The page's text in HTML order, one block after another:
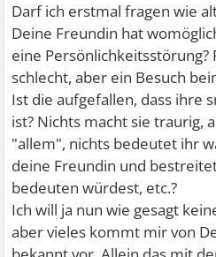
Darf ich erstmal fragen wie
Deine Freundin hat
eine Persönlichkeitsstörung?
schlecht, aber ein Besuch
Ist die aufgefallen, dass ihre
ist? Nichts macht sie traurig,
"allem", nichts bedeutet ihr
deine Freundin und
bedeuten würdest, etc.?
Ich will ja nun wie gesagt
aber vieles kommt mir von